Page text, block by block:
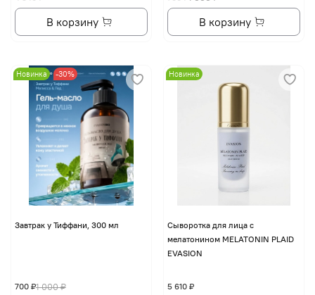
В корзину В корзину
Новинка -30%
Завтрак у Тиффани, 300 мл
1 000 ₽
700 ₽
Новинка
Сыворотка для лица с
мелатонином MELATONIN PLAID
EVASION
5 610 ₽